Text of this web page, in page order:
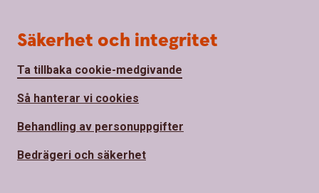
Säkerhet och integritet
Ta tillbaka cookie-medgivande
Så hanterar vi cookies
Behandling av personuppgifter
Bedrägeri och säkerhet